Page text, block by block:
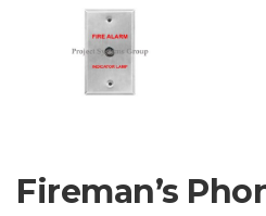
Fireman’s